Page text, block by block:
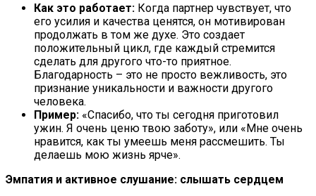
Как это работает: Когда партнер чувствует, что
его усилия и качества ценятся, он мотивирован
продолжать в том же духе. Это создает
положительный цикл, где каждый стремится
сделать для другого что-то приятное.
Благодарность – это не просто вежливость, это
признание уникальности и важности другого
человека.
Пример: «Спасибо, что ты сегодня приготовил
ужин. Я очень ценю твою заботу», или «Мне очень
нравится, как ты умеешь меня рассмешить. Ты
делаешь мою жизнь ярче».
Эмпатия и активное слушание: слышать сердцем